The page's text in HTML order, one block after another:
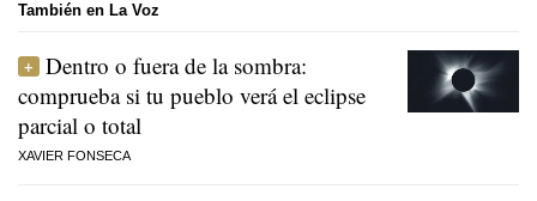
También en La Voz
Dentro o fuera de la sombra:
comprueba si tu pueblo verá el eclipse
parcial o total
XAVIER FONSECA